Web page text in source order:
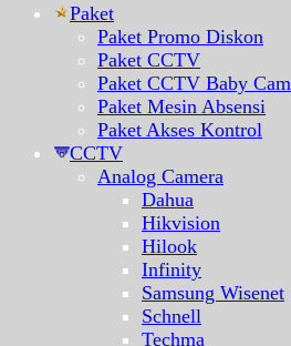
Paket
Paket Promo Diskon
Paket CCTV
Paket CCTV Baby Cam
Paket Mesin Absensi
Paket Akses Kontrol
CCTV
Analog Camera
Dahua
Hikvision
Hilook
Infinity
Samsung Wisenet
Schnell
Techma